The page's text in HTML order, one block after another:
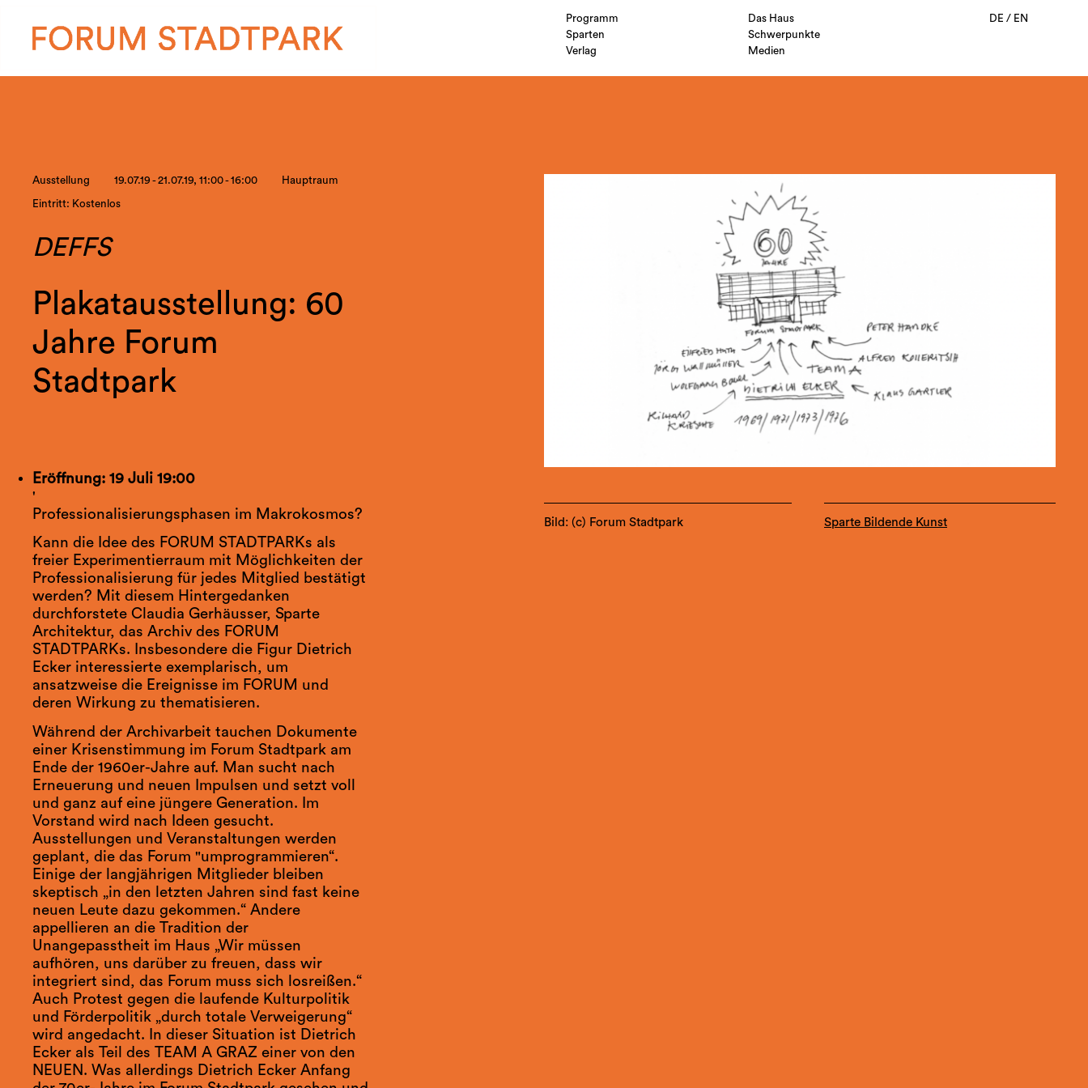
Programm
Das Haus
Sparten
Schwerpunkte
Verlag
Medien
DE/ EN
Ausstellung 19.07.19 - 21.07.19, 11:00 - 16:00 Hauptraum
Eintritt: Kostenlos
DEFFS
Plakatausstellung: 60
Jahre Forum
Stadtpark
Eröffnung: 19 Juli 19:00
'
Professionalisierungsphasen im Makrokosmos?
Kann die Idee des FORUM STADTPARKs als
freier Experimentierraum mit Möglichkeiten der
Professionalisierung für jedes Mitglied bestätigt
werden? Mit diesem Hintergedanken
durchforstete Claudia Gerhäusser, Sparte
Architektur, das Archiv des FORUM
STADTPARKs. Insbesondere die Figur Dietrich
Ecker interessierte exemplarisch, um
ansatzweise die Ereignisse im FORUM und
deren Wirkung zu thematisieren.
Während der Archivarbeit tauchen Dokumente
einer Krisenstimmung im Forum Stadtpark am
Ende der 1960er-Jahre auf. Man sucht nach
Erneuerung und neuen Impulsen und setzt voll
und ganz auf eine jüngere Generation. Im
Vorstand wird nach Ideen gesucht.
Ausstellungen und Veranstaltungen werden
geplant, die das Forum "umprogrammieren“.
Einige der langjährigen Mitglieder bleiben
skeptisch „in den letzten Jahren sind fast keine
neuen Leute dazu gekommen.“ Andere
appellieren an die Tradition der
Unangepasstheit im Haus „Wir müssen
aufhören, uns darüber zu freuen, dass wir
integriert sind, das Forum muss sich losreißen.“
Auch Protest gegen die laufende Kulturpolitik
und Förderpolitik „durch totale Verweigerung“
wird angedacht. In dieser Situation ist Dietrich
Ecker als Teil des TEAM A GRAZ einer von den
NEUEN. Was allerdings Dietrich Ecker Anfang
Bild: (c) Forum Stadtpark Sparte Bildende Kunst